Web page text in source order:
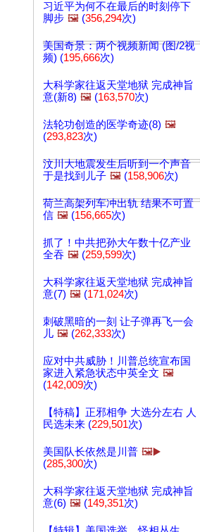
习近平为何不在最后的时刻停下
脚步 🖼️ (356,294次)
美国奇景：两个视频新闻 (图/2视
频) (195,666次)
大科学家往返天堂地狱 完成神旨
意(新8) 🖼️ (163,570次)
法轮功创造的医学奇迹(8) 🖼️
(293,823次)
汶川大地震发生后听到一个声音
于是找到儿子 🖼️ (158,906次)
荷兰高架列车冲出轨 结果不可置
信 🖼️ (156,665次)
抓了！中共把孙大午数十亿产业
全吞 🖼️ (259,599次)
大科学家往返天堂地狱 完成神旨
意(7) 🖼️ (171,024次)
刺破黑暗的一刻 让子弹再飞一会
儿 🖼️ (262,333次)
应对中共威胁！川普总统宣布国
家进入紧急状态中英全文 🖼️
(142,009次)
【特稿】正邪相争 大选分左右 人
民选未来 (229,501次)
美国队长依然是川普 🖼️▶️
(285,300次)
大科学家往返天堂地狱 完成神旨
意(6) 🖼️ (149,351次)